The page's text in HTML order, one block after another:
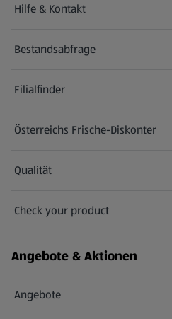
Hilfe & Kontakt
(öffnet in einem neuen Tab)
Bestandsabfrage
(öffnet in einem neuen Tab)
Filialfinder
Österreichs Frische-Diskonter
Qualität
Check your product
(öffnet in einem neuen Tab)
Angebote & Aktionen
Angebote